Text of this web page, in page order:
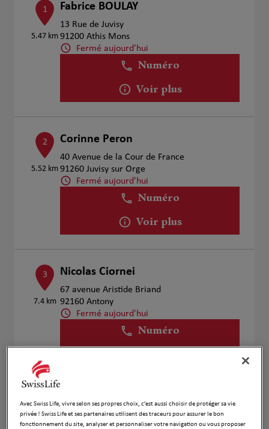
1
5.47 km
Fabrice BOULAY
13 Rue de Juvisy
91200 Athis Mons
Fermé aujourd'hui
Numéro
Voir plus
2
5.52 km
Corinne Peron
40 Avenue de la Cour de France
91260 Juvisy sur Orge
Fermé aujourd'hui
Numéro
Voir plus
3
7.4 km
Nicolas Ciornei
67 avenue Aristide Briand
92160 Antony
Fermé aujourd'hui
Numéro
4 VENKATAPEN Mehdi
77 avenue du Bois Guimier
Avec Swiss Life, vivre selon ses propres choix, c’est aussi choisir de protéger sa vie
privée ! Swiss Life et ses partenaires utilisent des traceurs pour assurer le bon
fonctionnement du site, analyser et personnaliser votre navigation ou vous proposer